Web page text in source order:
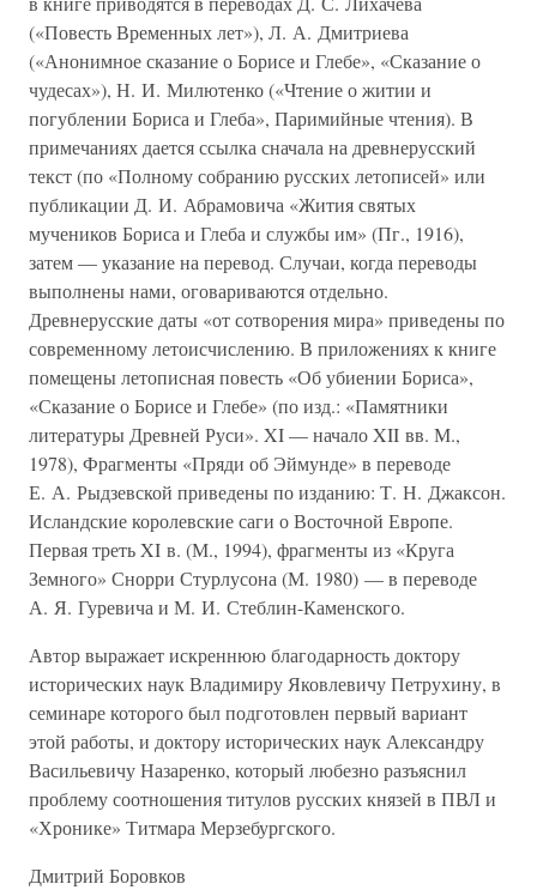
(«Повесть Временных лет»), Л. А. Дмитриева
(«Анонимное сказание о Борисе и Глебе», «Сказание о
чудесах»), Н. И. Милютенко («Чтение о житии и
погублении Бориса и Глеба», Паримийные чтения). В
примечаниях дается ссылка сначала на древнерусский
текст (по «Полному собранию русских летописей» или
публикации Д. И. Абрамовича «Жития святых
мучеников Бориса и Глеба и службы им» (Пг., 1916),
затем — указание на перевод. Случаи, когда переводы
выполнены нами, оговариваются отдельно.
Древнерусские даты «от сотворения мира» приведены по
современному летоисчислению. В приложениях к книге
помещены летописная повесть «Об убиении Бориса»,
«Сказание о Борисе и Глебе» (по изд.: «Памятники
литературы Древней Руси». XI — начало XII вв. М.,
1978), Фрагменты «Пряди об Эймунде» в переводе
Е. А. Рыдзевской приведены по изданию: Т. Н. Джаксон.
Исландские королевские саги о Восточной Европе.
Первая треть XI в. (М., 1994), фрагменты из «Круга
Земного» Снорри Стурлусона (М. 1980) — в переводе
А. Я. Гуревича и М. И. Стеблин-Каменского.
Автор выражает искреннюю благодарность доктору
исторических наук Владимиру Яковлевичу Петрухину, в
семинаре которого был подготовлен первый вариант
этой работы, и доктору исторических наук Александру
Васильевичу Назаренко, который любезно разъяснил
проблему соотношения титулов русских князей в ПВЛ и
«Хронике» Титмара Мерзебургского.
Дмитрий Боровков